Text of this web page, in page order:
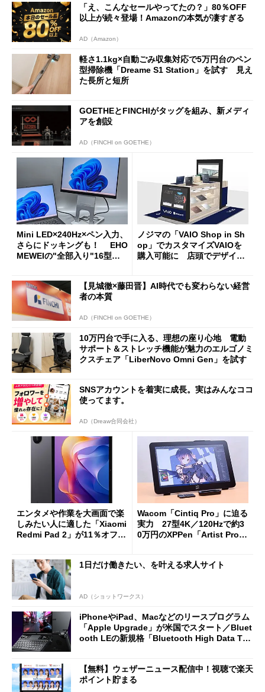
「え、こんなセールやってたの？」80％OFF
以上が続々登場！Amazonの本気が凄すぎる
AD（Amazon）
軽さ1.1kg×自動ごみ収集対応で5万円台のペン
型掃除機「Dreame S1 Station」を試す 見え
た長所と短所
GOETHEとFINCHIがタッグを組み、新メディ
アを創設
AD（FINCHI on GOETHE）
Mini LED×240Hz×ペン入力、
さらにドッキングも！ EHO
MEWEIの"全部入り"16型モ
ノジマの「VAIO Shop in Sh
op」でカスタマイズVAIOを
購入可能に 店頭でデザイン
【見城徹×藤田晋】AI時代でも変わらない経営
者の本質
AD（FINCHI on GOETHE）
10万円台で手に入る、理想の座り心地 電動
サポート＆ストレッチ機能が魅力のエルゴノミ
クスチェア「LiberNovo Omni Gen」を試す
SNSアカウントを着実に成長。実はみんなココ
使ってます。
AD（Dreaw合同会社）
エンタメや作業を大画面で楽
しみたい人に適した「Xiaomi
Redmi Pad 2」が11％オフの
Wacom「Cintiq Pro」に迫る
実力 27型4K／120Hzで約3
0万円のXPPen「Artist Pro 2
1日だけ働きたい、を叶える求人サイト
AD（ショットワークス）
iPhoneやiPad、Macなどのリースプログラム
「Apple Upgrade」が米国でスタート／Bluet
ooth LEの新規格「Bluetooth High Data Thr
【無料】ウェザーニュース配信中！視聴で楽天
ポイント貯まる